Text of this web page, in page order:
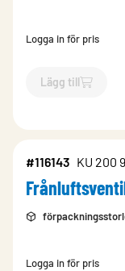
Logga in för pris
Lägg till
`$Lägg till
#116143 KU 200
Logga in för pris